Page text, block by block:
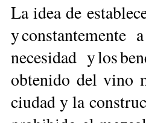
La idea de
y
necesidad y los
obtenido del vino
ciudad y la